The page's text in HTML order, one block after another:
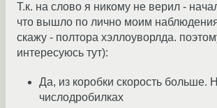
Т.к. на слово я никому не верил -
что вышло по лично моим
скажу - полтора хэллоуворлда.
интересуюсь тут):
Да, из коробки скорость больше.
числодробилках